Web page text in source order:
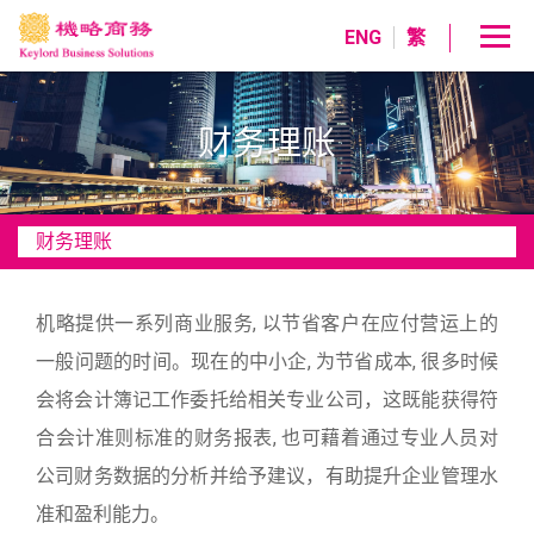
ENG 繁
财务理账
财务理账
机略提供一系列商业服务, 以节省客户在应付营运上的
一般问题的时间。现在的中小企, 为节省成本, 很多时候
会将会计簿记工作委托给相关专业公司，这既能获得符
合会计准则标准的财务报表, 也可藉着通过专业人员对
公司财务数据的分析并给予建议，有助提升企业管理水
准和盈利能力。